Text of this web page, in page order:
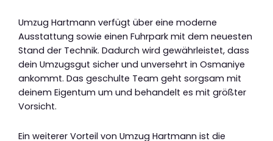
Umzug Hartmann verfügt über eine moderne
Ausstattung sowie einen Fuhrpark mit dem neuesten
Stand der Technik. Dadurch wird gewährleistet, dass
dein Umzugsgut sicher und unversehrt in Osmaniye
ankommt. Das geschulte Team geht sorgsam mit
deinem Eigentum um und behandelt es mit größter
Vorsicht.
Ein weiterer Vorteil von Umzug Hartmann ist die